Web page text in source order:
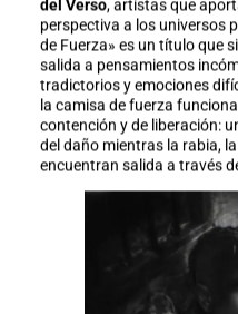
del Verso, artistas que
perspectiva a los universos
de Fuerza» es un título que
salida a pensamientos
tradictorios y emociones
la camisa de fuerza
contención y de liberación:
del daño mientras la rabia,
encuentran salida a través